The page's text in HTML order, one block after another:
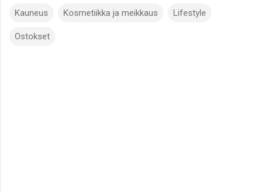
Kauneus Kosmetiikka ja meikkaus Lifestyle
Ostokset